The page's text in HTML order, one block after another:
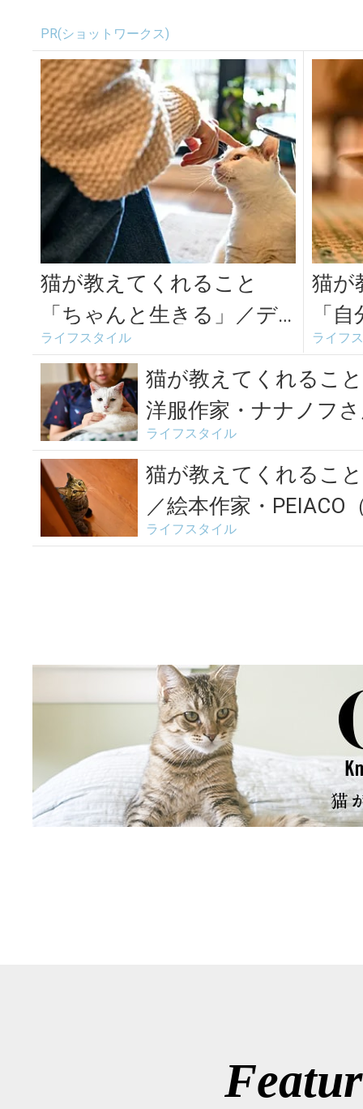
PR(ショットワークス)
猫が教えてくれること
「ちゃんと生きる」／デ
ザイナー・山岸彩さんの
場合vol.1
ライフスタイル
猫が
「
イ
合
ライフ
猫が教えてくれるこ
洋服作家・ナナノフ
ライフスタイル
猫が教えてくれるこ
／絵本作家・PEIACO
ライフスタイル